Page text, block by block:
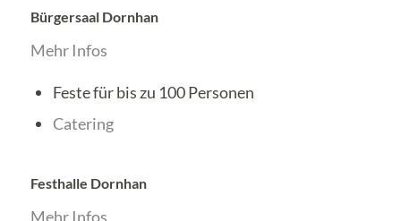
Bürgersaal Dornhan
Mehr Infos
Feste für bis zu 100 Personen
Catering
Festhalle Dornhan
Mehr Infos